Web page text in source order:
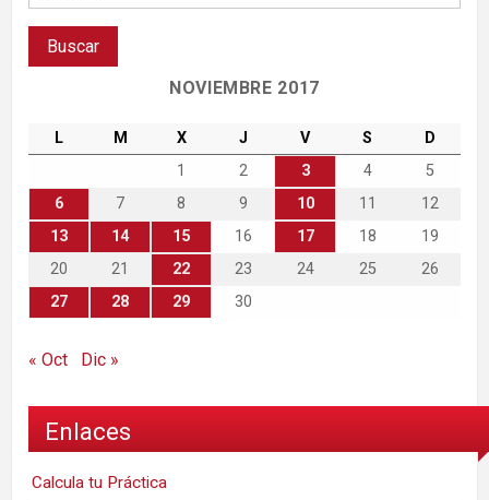
NOVIEMBRE 2017
L M X J V S
D
1
2 3 4
5
6
7 8 9 10 11
12
13
14 15 16 17 18
19
20
21 22 23 24 25
26
27
28 29 30
« Oct Dic »
Enlaces
Calcula tu Práctica